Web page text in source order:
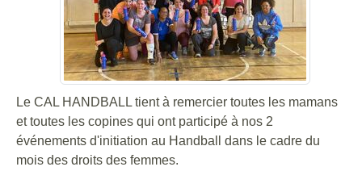
Le CAL HANDBALL tient à remercier toutes les mamans
et toutes les copines qui ont participé à nos 2
événements d'initiation au Handball dans le cadre du
mois des droits des femmes.